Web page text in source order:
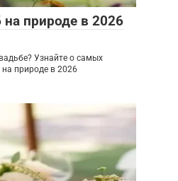
природе в 2026
Узнайте о самых
на природе в 2026